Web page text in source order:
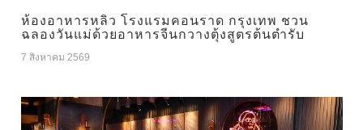
ห้องอาหารหลิว โรงแรมคอนราด กรุงเทพ ชวน
ฉลองวันแม่ด้วยอาหารจีนกวางตุ้งสูตรต้นตำรับ
7 สิงหาคม 2569